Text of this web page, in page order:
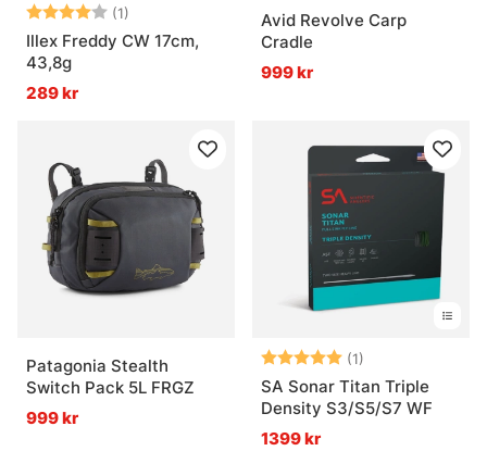
Betyg: (1)
4.0 utav 5 stjärnor
Illex Freddy CW 17cm,
43,8g
289 kr
Avid Revolve Carp
Cradle
999 kr
Patagonia Stealth
Switch Pack 5L FRGZ
999 kr
Betyg: (1)
SA Sonar Titan Triple
Density S3/S5/S7 WF
1399 kr